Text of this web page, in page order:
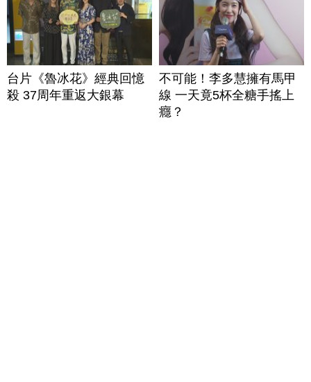
台片《魯冰花》經典回憶
殺 37周年重返大銀幕
不可能！李多慧擁有馬甲
線 一天竟5杯全糖手搖上
癮？